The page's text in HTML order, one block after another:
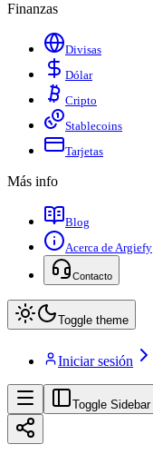
Finanzas
Divisas
Dólar
Cripto
Stablecoins
Tarjetas
Más info
Blog
Acerca de Argiefy
Contacto
Toggle theme
Iniciar sesión
Toggle Sidebar